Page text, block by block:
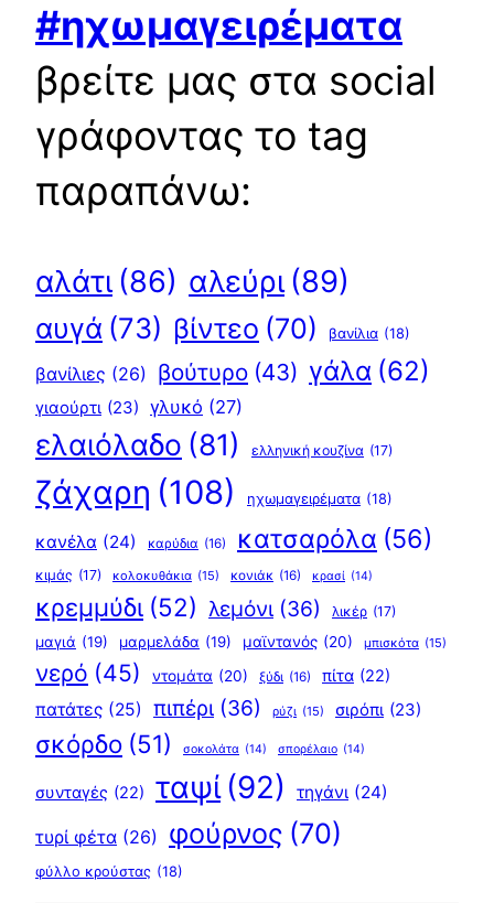
#ηχωμαγειρέματα
βρείτε μας στα social
γράφοντας το tag
παραπάνω:
αλάτι (86) αλεύρι (89)
αυγά (73) βίντεο (70) βανίλια (18)
βανίλιες (26) βούτυρο (43) γάλα (62)
γιαούρτι (23) γλυκό (27)
ελαιόλαδο (81) ελληνική κουζίνα (17)
ζάχαρη (108) ηχωμαγειρέματα (18)
κανέλα (24) καρύδια (16) κατσαρόλα (56)
κιμάς (17) κολοκυθάκια (15) κονιάκ (16) κρασί (14)
κρεμμύδι (52) λεμόνι (36) λικέρ (17)
μαγιά (19) μαρμελάδα (19) μαϊντανός (20) μπισκότα (15)
νερό (45) ντομάτα (20) ξύδι (16) πίτα (22)
πατάτες (25) πιπέρι (36) ρύζι (15) σιρόπι (23)
σκόρδο (51) σοκολάτα (14) σπορέλαιο (14)
συνταγές (22) ταψί (92) τηγάνι (24)
τυρί φέτα (26) φούρνος (70)
φύλλο κρούστας (18)